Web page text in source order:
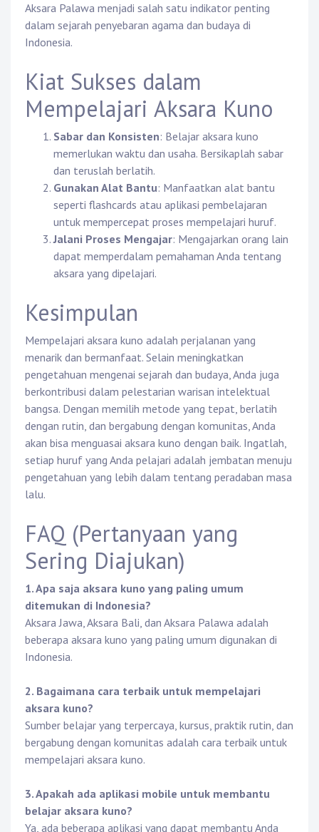
Aksara Palawa menjadi salah satu indikator penting
dalam sejarah penyebaran agama dan budaya di
Indonesia.
Kiat Sukses dalam
Mempelajari Aksara Kuno
Sabar dan Konsisten: Belajar aksara kuno
memerlukan waktu dan usaha. Bersikaplah sabar
dan teruslah berlatih.
Gunakan Alat Bantu: Manfaatkan alat bantu
seperti flashcards atau aplikasi pembelajaran
untuk mempercepat proses mempelajari huruf.
Jalani Proses Mengajar: Mengajarkan orang lain
dapat memperdalam pemahaman Anda tentang
aksara yang dipelajari.
Kesimpulan
Mempelajari aksara kuno adalah perjalanan yang
menarik dan bermanfaat. Selain meningkatkan
pengetahuan mengenai sejarah dan budaya, Anda juga
berkontribusi dalam pelestarian warisan intelektual
bangsa. Dengan memilih metode yang tepat, berlatih
dengan rutin, dan bergabung dengan komunitas, Anda
akan bisa menguasai aksara kuno dengan baik. Ingatlah,
setiap huruf yang Anda pelajari adalah jembatan menuju
pengetahuan yang lebih dalam tentang peradaban masa
lalu.
FAQ (Pertanyaan yang
Sering Diajukan)
1. Apa saja aksara kuno yang paling umum
ditemukan di Indonesia?
Aksara Jawa, Aksara Bali, dan Aksara Palawa adalah
beberapa aksara kuno yang paling umum digunakan di
Indonesia.
2. Bagaimana cara terbaik untuk mempelajari
aksara kuno?
Sumber belajar yang terpercaya, kursus, praktik rutin, dan
bergabung dengan komunitas adalah cara terbaik untuk
mempelajari aksara kuno.
3. Apakah ada aplikasi mobile untuk membantu
belajar aksara kuno?
Ya, ada beberapa aplikasi yang dapat membantu Anda